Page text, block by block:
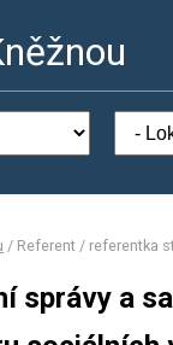
/ Referent / referentka
správy a